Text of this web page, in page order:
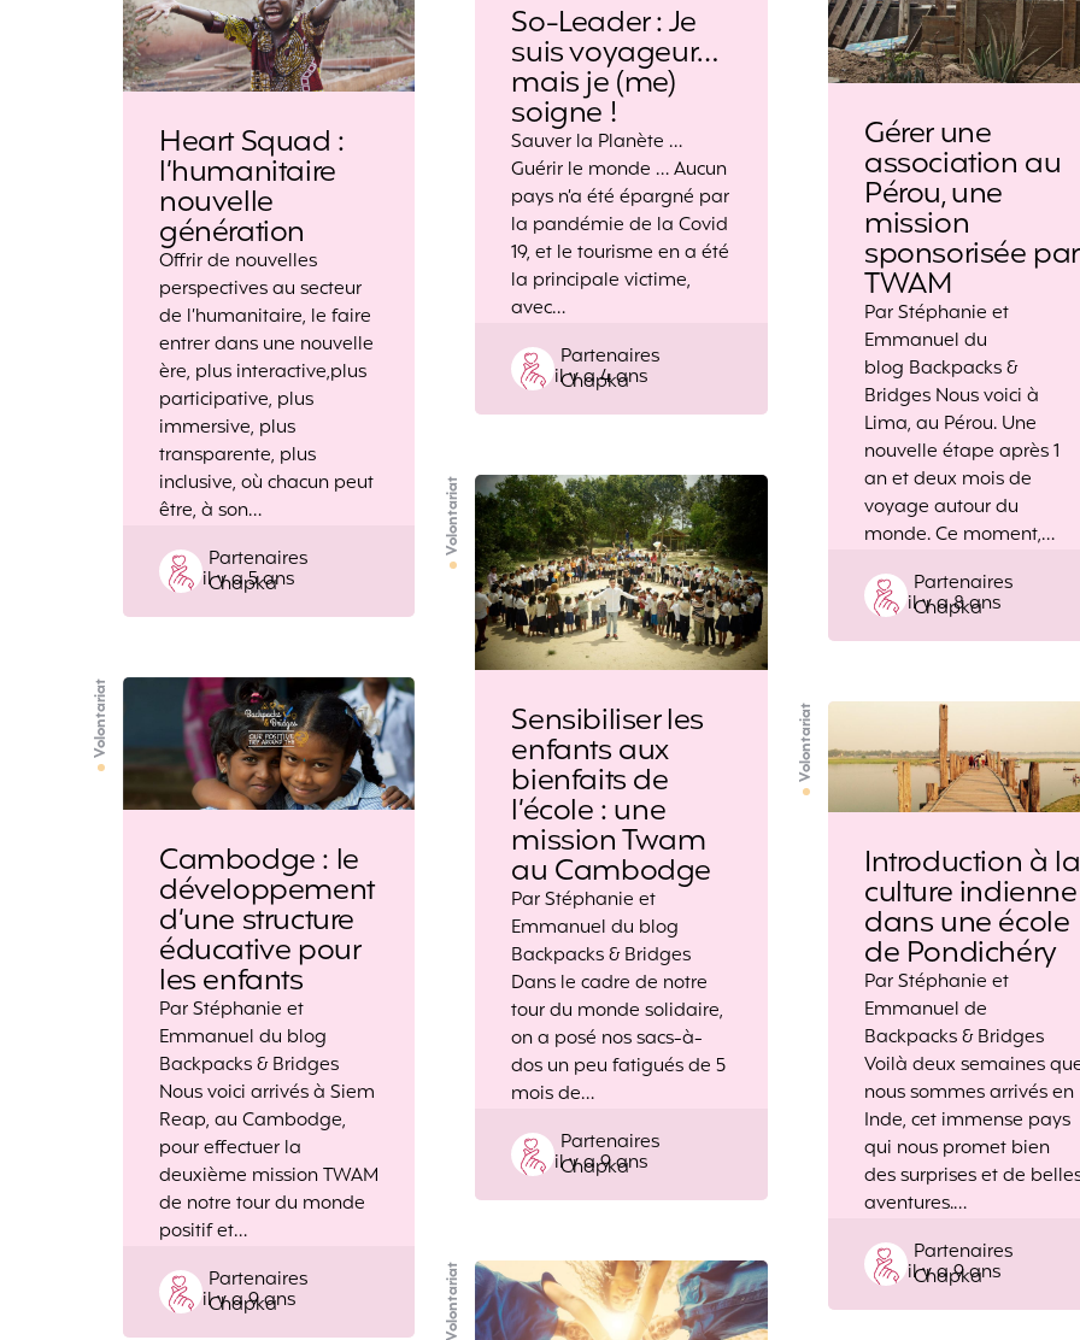
So-Leader : Je
suis voyageur…
mais je (me)
soigne !
Sauver la Planète …
Guérir le monde … Aucun
pays n’a été épargné par
la pandémie de la Covid
19, et le tourisme en a été
la principale victime,
avec…
Posted
by
Partenaires
Chapka
il y a 4 ans
Heart Squad :
l’humanitaire
nouvelle
génération
Offrir de nouvelles
perspectives au secteur
de l’humanitaire, le faire
entrer dans une nouvelle
ère, plus interactive,plus
participative, plus
immersive, plus
transparente, plus
inclusive, où chacun peut
être, à son…
Posted
by
Partenaires
Chapka
il y a 5 ans
Gérer une
association au
Pérou, une
mission
sponsorisée par
TWAM
Par Stéphanie et
Emmanuel du
blog Backpacks &
Bridges Nous voici à
Lima, au Pérou. Une
nouvelle étape après 1
an et deux mois de
voyage autour du
monde. Ce moment,…
Posted
by
Partenaires
Chapka
il y a 8 ans
Volontariat
Sensibiliser les
enfants aux
bienfaits de
l’école : une
mission Twam
au Cambodge
Par Stéphanie et
Emmanuel du blog
Backpacks & Bridges
Dans le cadre de notre
tour du monde solidaire,
on a posé nos sacs-à-
dos un peu fatigués de 5
mois de…
Posted
by
Partenaires
Chapka
il y a 9 ans
Volontariat
Cambodge : le
développement
d’une structure
éducative pour
les enfants
Par Stéphanie et
Emmanuel du blog
Backpacks & Bridges
Nous voici arrivés à Siem
Reap, au Cambodge,
pour effectuer la
deuxième mission TWAM
de notre tour du monde
positif et…
Posted
by
Partenaires
Chapka
il y a 9 ans
Volontariat
Introduction à la
culture indienne
dans une école
de Pondichéry
Par Stéphanie et
Emmanuel de
Backpacks & Bridges
Voilà deux semaines
nous sommes arrivés en
Inde, cet immense pays
qui nous promet bien
des surprises et de
aventures.…
Posted
by
Partenaires
Chapka
il y a 9 ans
Volontariat